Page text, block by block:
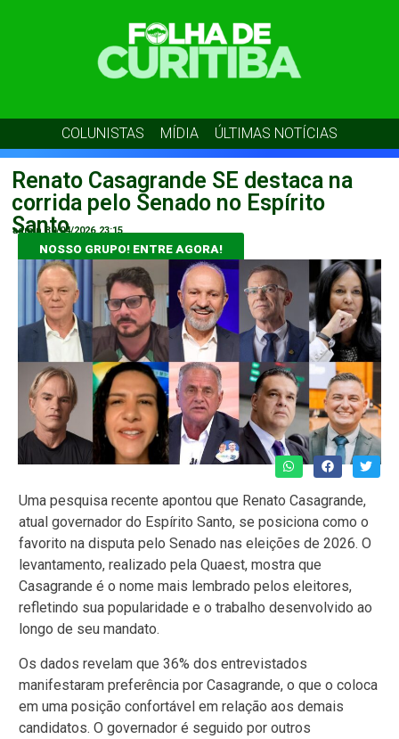
COLUNISTAS MÍDIA ÚLTIMAS NOTÍCIAS
Renato Casagrande SE destaca na
corrida pelo Senado no Espírito
Santo
admin 30/04/2026 23:15
NOSSO GRUPO! ENTRE AGORA!
Uma pesquisa recente apontou que Renato Casagrande,
atual governador do Espírito Santo, se posiciona como o
favorito na disputa pelo Senado nas eleições de 2026. O
levantamento, realizado pela Quaest, mostra que
Casagrande é o nome mais lembrado pelos eleitores,
refletindo sua popularidade e o trabalho desenvolvido ao
longo de seu mandato.
Os dados revelam que 36% dos entrevistados
manifestaram preferência por Casagrande, o que o coloca
em uma posição confortável em relação aos demais
candidatos. O governador é seguido por outros